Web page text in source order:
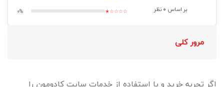
بر اساس 0 نظر
★☆☆☆☆
0%
مرور کلی
اگر تجربه خرید و یا استفاده از خدمات سایت کادومون را